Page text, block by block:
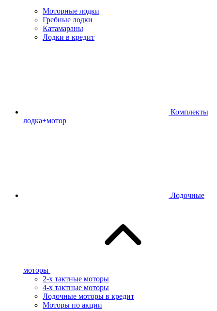
Моторные лодки
Гребные лодки
Катамараны
Лодки в кредит
Комплекты
лодка+мотор
Лодочные
моторы
2-х тактные моторы
4-х тактные моторы
Лодочные моторы в кредит
Моторы по акции